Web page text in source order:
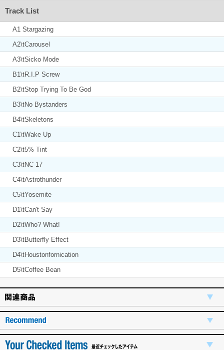
Track List
A1 Stargazing
A2\tCarousel
A3\tSicko Mode
B1\tR.I.P Screw
B2\tStop Trying To Be God
B3\tNo Bystanders
B4\tSkeletons
C1\tWake Up
C2\t5% Tint
C3\tNC-17
C4\tAstrothunder
C5\tYosemite
D1\tCan't Say
D2\tWho? What!
D3\tButterfly Effect
D4\tHoustonfornication
D5\tCoffee Bean